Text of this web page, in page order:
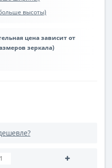
высоты)
цена зависит от
зеркала)